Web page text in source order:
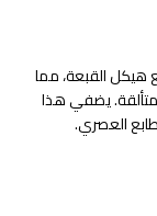
هيكل القبعة، مما
المتألقة. يضفي هذا
العصري.